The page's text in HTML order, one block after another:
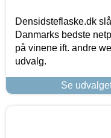
Densidsteflaske.dk
Danmarks bedste
på vinene ift. andre
udvalg.
Se